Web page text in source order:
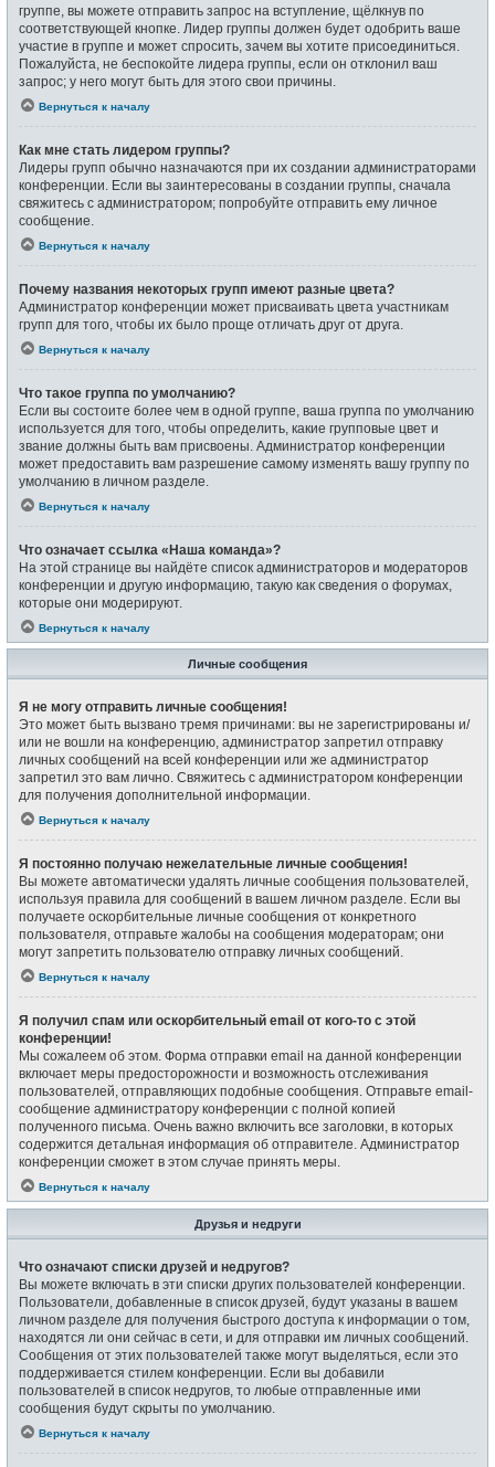
группе, вы можете отправить запрос на вступление, щёлкнув по
соответствующей кнопке. Лидер группы должен будет одобрить ваше
участие в группе и может спросить, зачем вы хотите присоединиться.
Пожалуйста, не беспокойте лидера группы, если он отклонил ваш
запрос; у него могут быть для этого свои причины.
Вернуться к началу
Как мне стать лидером группы?
Лидеры групп обычно назначаются при их создании администраторами
конференции. Если вы заинтересованы в создании группы, сначала
свяжитесь с администратором; попробуйте отправить ему личное
сообщение.
Вернуться к началу
Почему названия некоторых групп имеют разные цвета?
Администратор конференции может присваивать цвета участникам
групп для того, чтобы их было проще отличать друг от друга.
Вернуться к началу
Что такое группа по умолчанию?
Если вы состоите более чем в одной группе, ваша группа по умолчанию
используется для того, чтобы определить, какие групповые цвет и
звание должны быть вам присвоены. Администратор конференции
может предоставить вам разрешение самому изменять вашу группу по
умолчанию в личном разделе.
Вернуться к началу
Что означает ссылка «Наша команда»?
На этой странице вы найдёте список администраторов и модераторов
конференции и другую информацию, такую как сведения о форумах,
которые они модерируют.
Вернуться к началу
Личные сообщения
Я не могу отправить личные сообщения!
Это может быть вызвано тремя причинами: вы не зарегистрированы и/
или не вошли на конференцию, администратор запретил отправку
личных сообщений на всей конференции или же администратор
запретил это вам лично. Свяжитесь с администратором конференции
для получения дополнительной информации.
Вернуться к началу
Я постоянно получаю нежелательные личные сообщения!
Вы можете автоматически удалять личные сообщения пользователей,
используя правила для сообщений в вашем личном разделе. Если вы
получаете оскорбительные личные сообщения от конкретного
пользователя, отправьте жалобы на сообщения модераторам; они
могут запретить пользователю отправку личных сообщений.
Вернуться к началу
Я получил спам или оскорбительный email от кого-то с этой
конференции!
Мы сожалеем об этом. Форма отправки email на данной конференции
включает меры предосторожности и возможность отслеживания
пользователей, отправляющих подобные сообщения. Отправьте email-
сообщение администратору конференции с полной копией
полученного письма. Очень важно включить все заголовки, в которых
содержится детальная информация об отправителе. Администратор
конференции сможет в этом случае принять меры.
Вернуться к началу
Друзья и недруги
Что означают списки друзей и недругов?
Вы можете включать в эти списки других пользователей конференции.
Пользователи, добавленные в список друзей, будут указаны в вашем
личном разделе для получения быстрого доступа к информации о том,
находятся ли они сейчас в сети, и для отправки им личных сообщений.
Сообщения от этих пользователей также могут выделяться, если это
поддерживается стилем конференции. Если вы добавили
пользователей в список недругов, то любые отправленные ими
сообщения будут скрыты по умолчанию.
Вернуться к началу